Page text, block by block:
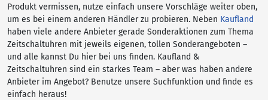
Produkt vermissen, nutze einfach unsere Vorschläge weiter oben,
um es bei einem anderen Händler zu probieren. Neben Kaufland
haben viele andere Anbieter gerade Sonderaktionen zum Thema
Zeitschaltuhren mit jeweils eigenen, tollen Sonderangeboten –
und alle kannst Du hier bei uns finden. Kaufland &
Zeitschaltuhren sind ein starkes Team – aber was haben andere
Anbieter im Angebot? Benutze unsere Suchfunktion und finde es
einfach heraus!